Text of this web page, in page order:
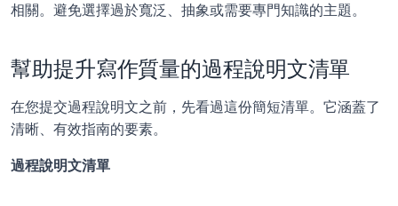
相關。避免選擇過於寬泛、抽象或需要專門知識的主題。
幫助提升寫作質量的過程說明文清單
在您提交過程說明文之前，先看過這份簡短清單。它涵蓋了
清晰、有效指南的要素。
過程說明文清單